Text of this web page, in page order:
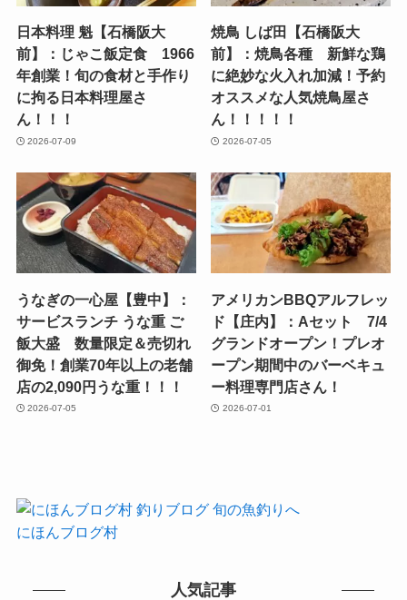
日本料理 魁【石橋阪大
前】：じゃこ飯定食 1966
年創業！旬の食材と手作り
に拘る日本料理屋さ
ん！！！
2026-07-09
焼鳥 しば田【石橋阪大
前】：焼鳥各種 新鮮な鶏
に絶妙な火入れ加減！予約
オススメな人気焼鳥屋さ
ん！！！！！
2026-07-05
うなぎの一心屋【豊中】：
サービスランチ うな重 ご
飯大盛 数量限定＆売切れ
御免！創業70年以上の老舗
店の2,090円うな重！！！
2026-07-05
アメリカンBBQアルフレッ
ド【庄内】：Aセット 7/4
グランドオープン！プレオ
ープン期間中のバーベキュ
ー料理専門店さん！
2026-07-01
にほんブログ村
人気記事